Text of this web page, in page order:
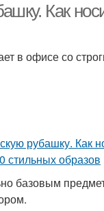
Как
в офисе со
базовым